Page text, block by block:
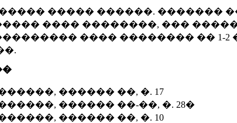
����� ������. �������
���� ��������, ���
���� �������� �� 1-
������ ��, �. 17
������ ��-��, �. 28�
������ ��, �. 10